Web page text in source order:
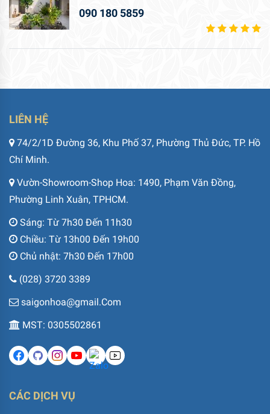
090 180 5859
LIÊN HỆ
74/2/1D Đường 36, Khu Phố 37, Phường Thủ Đức, TP. Hồ
Chí Minh.
Vườn-Showroom-Shop Hoa: 1490, Phạm Văn Đồng,
Phường Linh Xuân, TPHCM.
Sáng: Từ 7h30 Đến 11h30
Chiều: Từ 13h00 Đến 19h00
Chủ nhật: 7h30 Đến 17h00
(028) 3720 3389
saigonhoa@gmail.Com
MST: 0305502861
CÁC DỊCH VỤ